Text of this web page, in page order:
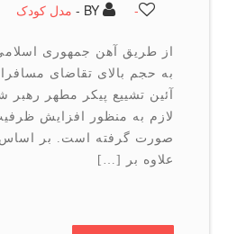
BY - مدل کودک
از طریق آهن جمهوری اسلامی
به حجم بالای تقاضای مسافران
آئین تشییع پیکر مطهر رهبر شهید،
لازم به منظور افزایش ظرفیت
صورت گرفته است. بر اساس این
علاوه بر […]